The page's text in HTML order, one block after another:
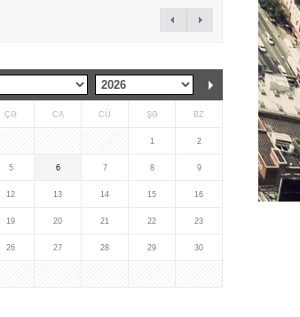
ÇƏ CA CÜ ŞƏ BZ
1 2
5 6 7 8 9
12 13 14 15 16
19 20 21 22 23
26 27 28 29 30